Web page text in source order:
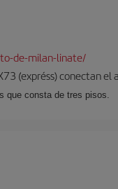
de-milan-linate/
(expréss) conectan
que consta de tres pisos.